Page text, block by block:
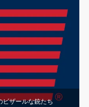
ビザールな銃たち